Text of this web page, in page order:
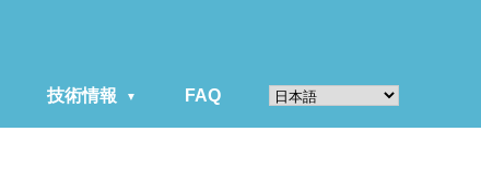
技術情報 FAQ